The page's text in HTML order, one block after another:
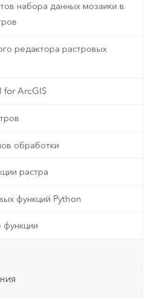
набора данных мозаики в
редактора растровых
for ArcGIS
обработки
растра
функций Python
функции